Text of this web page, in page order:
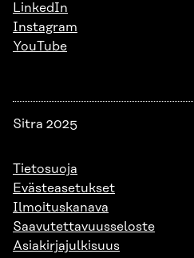
LinkedIn
Instagram
YouTube
Sitra 2025
Tietosuoja
Evästeasetukset
Ilmoituskanava
Saavutettavuusseloste
Asiakirjajulkisuus